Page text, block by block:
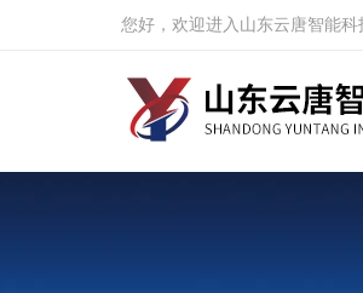
您好，欢迎进入山东云唐智能科